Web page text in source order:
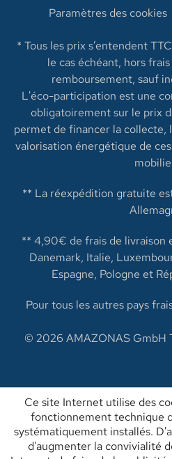
Paramètres des cookies
* Tous les prix s’entendent
le cas échéant, hors
remboursement, sauf
L'éco-participation est une
obligatoirement sur le prix
permet de financer la collecte,
valorisation énergétique de
** La réexpédition gratuite
** 4,90€ de frais de livraison
Danemark, Italie,
Espagne, Pologne et
Pour tous les autres pays
© 2026 AMAZONAS GmbH
Ce site Internet utilise des
fonctionnement technique
systématiquement installés.
d'augmenter la convivialité